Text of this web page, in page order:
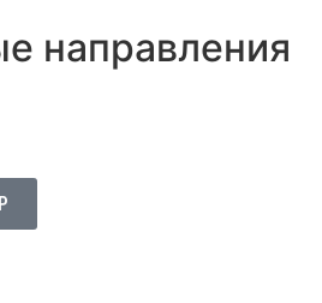
направления